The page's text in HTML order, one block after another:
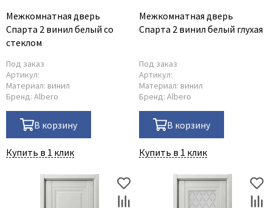
Межкомнатная дверь
Спарта 2 винил белый со
стеклом
Под заказ
Артикул:
Материал: винил
Бренд: Albero
В корзину
Купить в 1 клик
Межкомнатная дверь
Спарта 2 винил белый глухая
Под заказ
Артикул:
Материал: винил
Бренд: Albero
В корзину
Купить в 1 клик